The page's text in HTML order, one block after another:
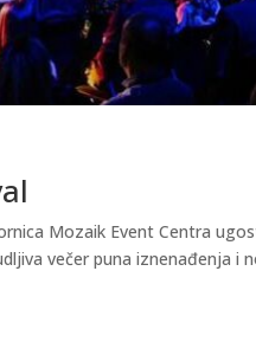
Mozaik Event Centra
večer puna iznenađenja i